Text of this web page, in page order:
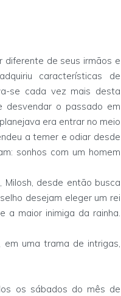
diferente de seus irmãos e
características de
se cada vez mais desta
desvendar o passado em
era entrar no meio
a temer e odiar desde
sonhos com um homem
desde então busca
desejam eleger um rei
a maior inimiga da rainha.
uma trama de intrigas,
os sábados do mês de